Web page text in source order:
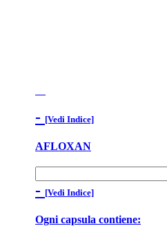
- [Vedi Indice]
AFLOXAN
- [Vedi Indice]
Ogni capsula contiene: